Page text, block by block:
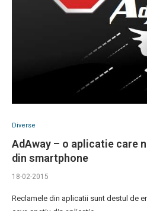
Diverse
AdAway – o aplicatie care
din smartphone
18-02-2015
Reclamele din aplicatii sunt destul de